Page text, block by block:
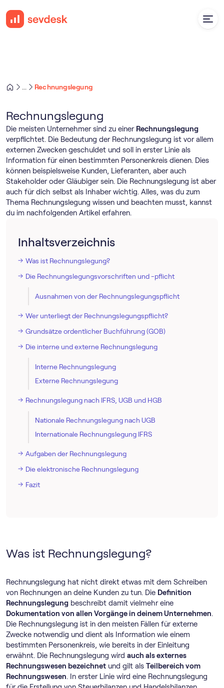
Rechnungslegung
Rechnungslegung
Die meisten Unternehmer sind zu einer Rechnungslegung
verpflichtet. Die Bedeutung der Rechnungslegung ist vor allem
externen Zwecken geschuldet und soll in erster Linie als
Information für einen bestimmten Personenkreis dienen. Dies
können beispielsweise Kunden, Lieferanten, aber auch
Stakeholder oder Gläubiger sein. Die Rechnungslegung ist aber
auch für dich selbst als Inhaber wichtig. Alles, was du zum
Thema Rechnungslegung wissen und beachten musst, kannst
du im nachfolgenden Artikel erfahren.
Inhaltsverzeichnis
Was ist Rechnungslegung?
Die Rechnungslegungsvorschriften und -pflicht
Ausnahmen von der Rechnungslegungspflicht
Wer unterliegt der Rechnungslegungspflicht?
Grundsätze ordentlicher Buchführung (GOB)
Die interne und externe Rechnungslegung
Interne Rechnungslegung
Externe Rechnungslegung
Rechnungslegung nach IFRS, UGB und HGB
Nationale Rechnungslegung nach UGB
Internationale Rechnungslegung IFRS
Aufgaben der Rechnungslegung
Die elektronische Rechnungslegung
Fazit
Was ist Rechnungslegung?
Rechnungslegung hat nicht direkt etwas mit dem Schreiben
von Rechnungen an deine Kunden zu tun. Die Definition
Rechnungslegung beschreibt damit vielmehr eine
Dokumentation von allen Vorgänge in deinem Unternehmen.
Die Rechnungslegung ist in den meisten Fällen für externe
Zwecke notwendig und dient als Information wie einem
bestimmten Personenkreis, wie bereits in der Einleitung
erwähnt. Die Rechnungslegung wird auch als externes
Rechnungswesen bezeichnet und gilt als Teilbereich vom
Rechnungswesen. In erster Linie wird eine Rechnungslegung